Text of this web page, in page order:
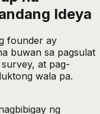
Ideya
founder ay
buwan sa pagsulat
at pag-
wala pa.
ng